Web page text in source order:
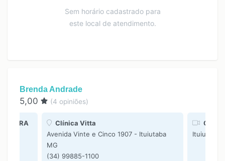
Sem horário cadastrado para
este local de atendimento.
Brenda Andrade
5,00 (4 opiniões)
Clínica Vitta
Avenida Vinte e Cinco 1907 - Ituiutaba
MG
(34) 99885-1100
Ituiutaba